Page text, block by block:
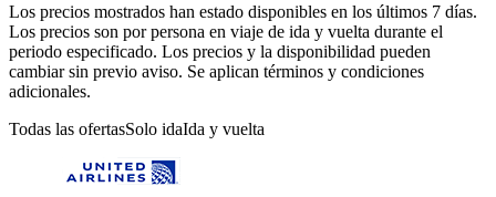
Los precios mostrados han estado disponibles en los últimos 7 días.
Los precios son por persona en viaje de ida y vuelta durante el
periodo especificado. Los precios y la disponibilidad pueden
cambiar sin previo aviso. Se aplican términos y condiciones
adicionales.
Todas las ofertasSolo idaIda y vuelta